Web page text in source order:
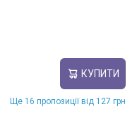
КУПИТИ
Ще 16 пропозиції від 127 грн